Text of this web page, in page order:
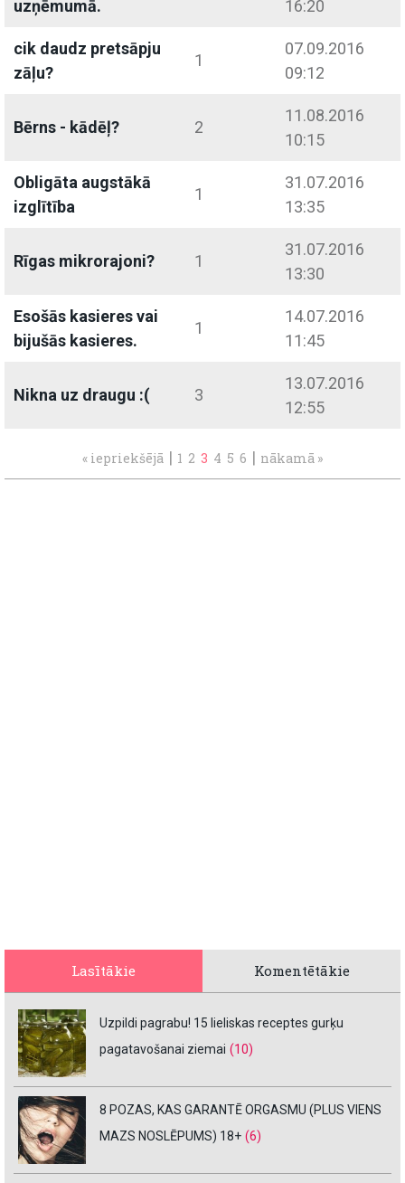
uzņēmumā. 16:20
cik daudz pretsāpju
zāļu?
1
07.09.2016
09:12
Bērns - kādēļ? 2
11.08.2016
10:15
Obligāta augstākā
izglītība
1
31.07.2016
13:35
Rīgas mikrorajoni? 1
31.07.2016
13:30
Esošās kasieres vai
bijušās kasieres.
1
14.07.2016
11:45
Nikna uz draugu :( 3
13.07.2016
12:55
« iepriekšējā | 1 2 3 4 5 6 | nākamā »
Lasītākie Komentētākie
Uzpildi pagrabu! 15 lieliskas receptes gurķu
pagatavošanai ziemai (10)
8 POZAS, KAS GARANTĒ ORGASMU (PLUS VIENS
MAZS NOSLĒPUMS) 18+ (6)